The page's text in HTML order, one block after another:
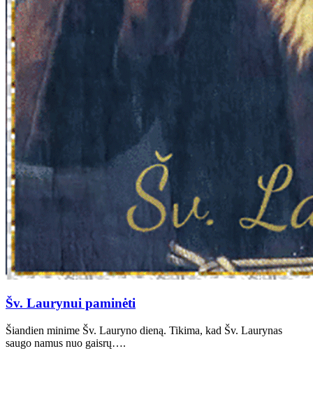
Šv. Laurynui paminėti
Šiandien minime Šv. Lauryno dieną. Tikima, kad Šv. Laurynas
saugo namus nuo gaisrų….